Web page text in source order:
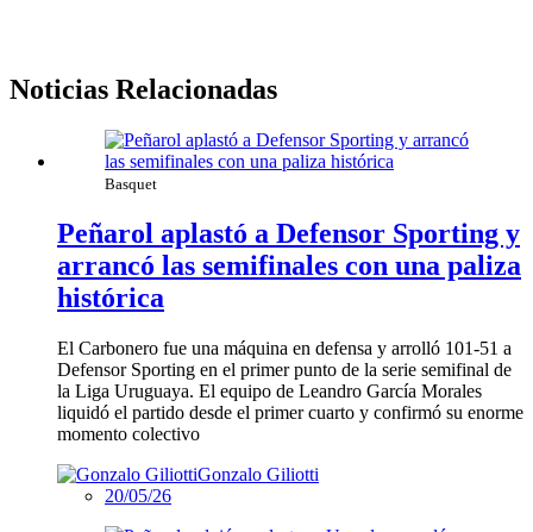
Noticias Relacionadas
Basquet
Peñarol aplastó a Defensor Sporting y
arrancó las semifinales con una paliza
histórica
El Carbonero fue una máquina en defensa y arrolló 101-51 a
Defensor Sporting en el primer punto de la serie semifinal de
la Liga Uruguaya. El equipo de Leandro García Morales
liquidó el partido desde el primer cuarto y confirmó su enorme
momento colectivo
Gonzalo Giliotti
20/05/26